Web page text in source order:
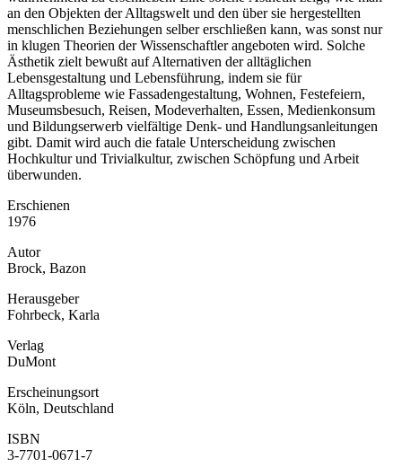
an den Objekten der Alltagswelt und den über sie hergestellten
menschlichen Beziehungen selber erschließen kann, was sonst nur
in klugen Theorien der Wissenschaftler angeboten wird. Solche
Ästhetik zielt bewußt auf Alternativen der alltäglichen
Lebensgestaltung und Lebensführung, indem sie für
Alltagsprobleme wie Fassadengestaltung, Wohnen, Festefeiern,
Museumsbesuch, Reisen, Modeverhalten, Essen, Medienkonsum
und Bildungserwerb vielfältige Denk- und Handlungsanleitungen
gibt. Damit wird auch die fatale Unterscheidung zwischen
Hochkultur und Trivialkultur, zwischen Schöpfung und Arbeit
überwunden.
Erschienen
1976
Autor
Brock, Bazon
Herausgeber
Fohrbeck, Karla
Verlag
DuMont
Erscheinungsort
Köln, Deutschland
ISBN
3-7701-0671-7